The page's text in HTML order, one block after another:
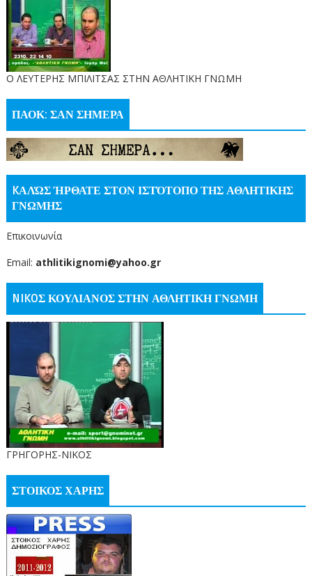
O ΛΕΥΤΕΡΗΣ ΜΠΙΛΙΤΣΑΣ ΣΤΗΝ ΑΘΛΗΤΙΚΗ ΓΝΩΜΗ
ΠΑΟΚ: ΣΑΝ ΣΗΜΕΡΑ
KΑΛΏΣ ΉΡΘΑΤΕ ΣΤΟΝ ΙΣΤΌΤΟΠΟ ΤΗΣ ΑΘΛΗΤΙΚΗΣ
ΓΝΩΜΗΣ
Επικοινωνία
Email: athlitikignomi@yahoo.gr
NIKOΣ ΚΟΥΛΙΑΝΟΣ ΣΤΗΝ ΑΘΛΗΤΙΚΗ ΓΝΩΜΗ
ΓΡΗΓΟΡΗΣ-ΝΙΚΟΣ
ΣΤΟΙΚΟΣ ΧΑΡΗΣ